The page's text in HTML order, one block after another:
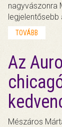
nagyvászonra
legjelentősebb
TOVÁBB
Az
Mészáros